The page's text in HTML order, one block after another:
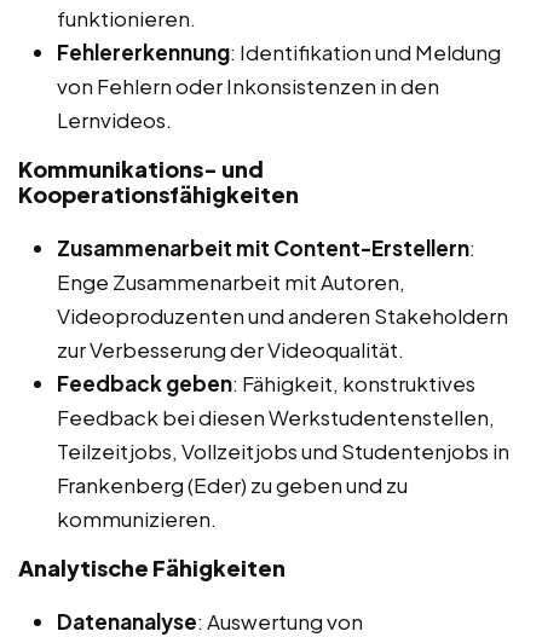
funktionieren.
Fehlererkennung: Identifikation und Meldung
von Fehlern oder Inkonsistenzen in den
Lernvideos.
Kommunikations- und
Kooperationsfähigkeiten
Zusammenarbeit mit Content-Erstellern:
Enge Zusammenarbeit mit Autoren,
Videoproduzenten und anderen Stakeholdern
zur Verbesserung der Videoqualität.
Feedback geben: Fähigkeit, konstruktives
Feedback bei diesen Werkstudentenstellen,
Teilzeitjobs, Vollzeitjobs und Studentenjobs in
Frankenberg (Eder) zu geben und zu
kommunizieren.
Analytische Fähigkeiten
Datenanalyse: Auswertung von